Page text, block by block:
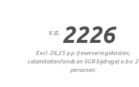
v.a. 2226
Excl. 26,25 p.p. (reserveringskosten,
calamiteitenfonds en SGR bijdrage) o.b.v. 2
personen.